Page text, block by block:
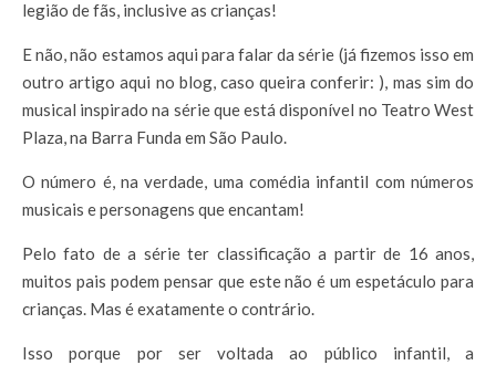
legião de fãs, inclusive as crianças!
E não, não estamos aqui para falar da série (já fizemos isso em
outro artigo aqui no blog, caso queira conferir: ), mas sim do
musical inspirado na série que está disponível no Teatro West
Plaza, na Barra Funda em São Paulo.
O número é, na verdade, uma comédia infantil com números
musicais e personagens que encantam!
Pelo fato de a série ter classificação a partir de 16 anos,
muitos pais podem pensar que este não é um espetáculo para
crianças. Mas é exatamente o contrário.
Isso porque por ser voltada ao público infantil, a